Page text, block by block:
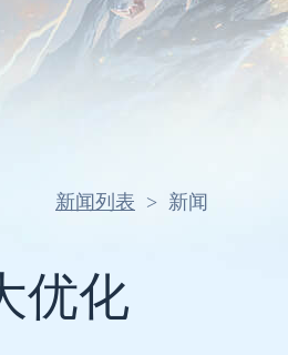
新闻列表 > 新闻
优化